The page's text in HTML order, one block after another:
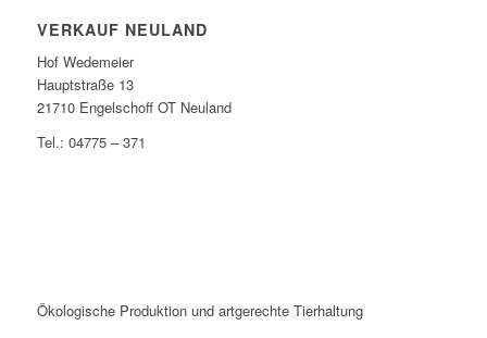
VERKAUF NEULAND
Hof Wedemeier
Hauptstraße 13
21710 Engelschoff OT Neuland
Tel.: 04775 – 371
Ökologische Produktion und artgerechte Tierhaltung